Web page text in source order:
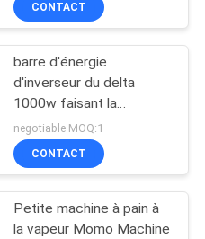
CONTACT
barre d'énergie
d'inverseur du delta
1000w faisant la
machine
negotiable MOQ:1
CONTACT
Petite machine à pain à
la vapeur Momo Machine